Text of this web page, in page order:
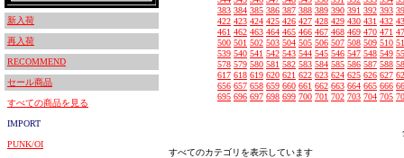
新入荷
再入荷
RECOMMEND
セール商品
すべての商品を見る
IMPORT
PUNK/OI
383 384 385 386 387 388 389 390 391 392 393
422 423 424 425 426 427 428 429 430 431 432
461 462 463 464 465 466 467 468 469 470 471
500 501 502 503 504 505 506 507 508 509 510
539 540 541 542 543 544 545 546 547 548 549
578 579 580 581 582 583 584 585 586 587 588
617 618 619 620 621 622 623 624 625 626 627
656 657 658 659 660 661 662 663 664 665 666
695 696 697 698 699 700 701 702 703 704 705
すべてのカテゴリを表示しています